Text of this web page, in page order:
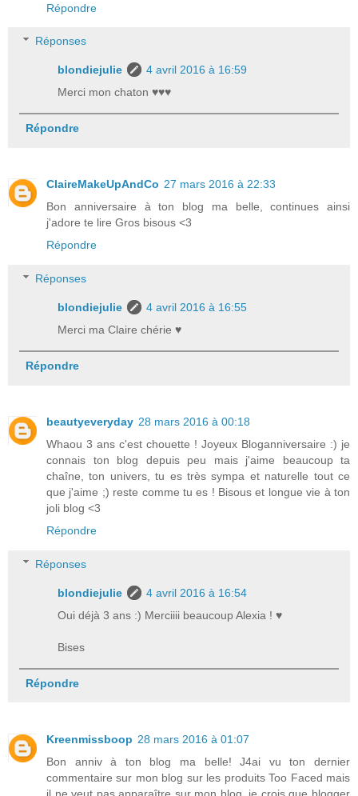
Répondre
Réponses
blondiejulie
4 avril 2016 à 16:59
Merci mon chaton ♥♥♥
Répondre
ClaireMakeUpAndCo 27 mars 2016 à 22:33
Bon anniversaire à ton blog ma belle, continues ainsi
j'adore te lire Gros bisous <3
Répondre
Réponses
blondiejulie
4 avril 2016 à 16:55
Merci ma Claire chérie ♥
Répondre
beautyeveryday 28 mars 2016 à 00:18
Whaou 3 ans c'est chouette ! Joyeux Bloganniversaire :) je
connais ton blog depuis peu mais j'aime beaucoup ta
chaîne, ton univers, tu es très sympa et naturelle tout ce
que j'aime ;) reste comme tu es ! Bisous et longue vie à ton
joli blog <3
Répondre
Réponses
blondiejulie
4 avril 2016 à 16:54
Oui déjà 3 ans :) Merciiii beaucoup Alexia ! ♥
Bises
Répondre
Kreenmissboop 28 mars 2016 à 01:07
Bon anniv à ton blog ma belle! J4ai vu ton dernier
commentaire sur mon blog sur les produits Too Faced mais